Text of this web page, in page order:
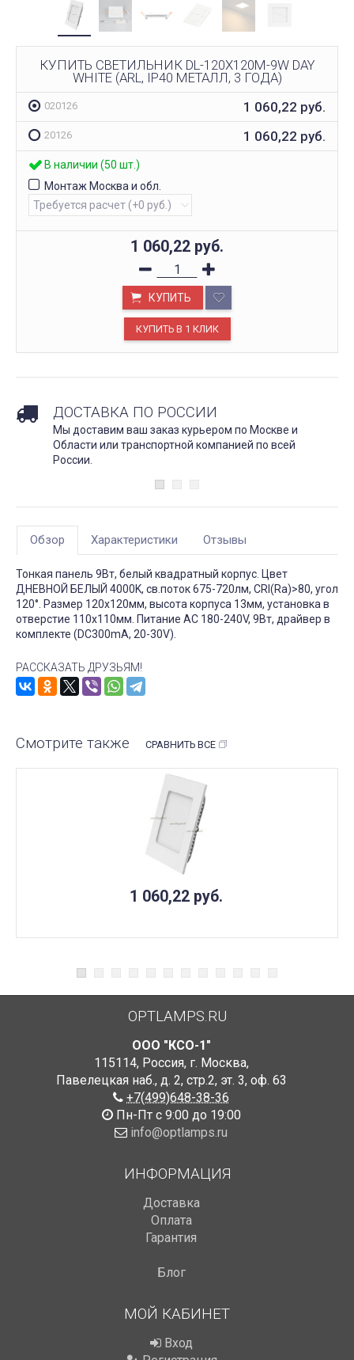
КУПИТЬ СВЕТИЛЬНИК DL-120X120M-9W DAY
WHITE (ARL, IP40 МЕТАЛЛ, 3 ГОДА)
020126 1 060,22 руб.
20126 1 060,22 руб.
В наличии (50 шт.)
Монтаж Москва и обл.
1 060,22 руб.
КУПИТЬ
ДОСТАВКА ПО РОССИИ
Мы доставим ваш заказ курьером по Москве и
Области или транспортной компанией по всей
России.
Обзор Характеристики Отзывы
Тонкая панель 9Вт, белый квадратный корпус. Цвет
ДНЕВНОЙ БЕЛЫЙ 4000K, св.поток 675-720лм, CRI(Ra)>80, угол
120°. Размер 120x120мм, высота корпуса 13мм, установка в
отверстие 110x110мм. Питание AC 180-240V, 9Вт, драйвер в
комплекте (DC300mA, 20-30V).
РАССКАЗАТЬ ДРУЗЬЯМ!
Смотрите также СРАВНИТЬ ВСЕ
1 060,22 руб.
OPTLAMPS.RU
ООО "КСО-1"
115114, Россия, г. Москва,
Павелецкая наб., д. 2, стр.2, эт. 3, оф. 63
+7(499)648-38-36
Пн-Пт с 9:00 до 19:00
info@optlamps.ru
ИНФОРМАЦИЯ
Доставка
Оплата
Гарантия
Блог
МОЙ КАБИНЕТ
Вход